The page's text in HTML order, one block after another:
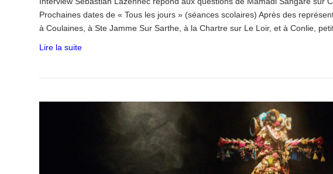
Prochaines dates de « Tous les jours » (séances scolaires) Après des
à Coulaines, à Ste Jamme Sur Sarthe, à la Chartre sur Le Loir, et à Conlie,
Lire la suite